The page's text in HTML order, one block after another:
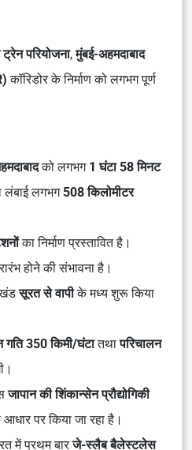
परियोजना,मुंबई-अहमदाबाद
कॉरिडोर के निर्माण को लगभग पूर्ण
को लगभग 1 घंटा 58 मिनट
लंबाई लगभग 508 किलोमीटर
का निर्माण प्रस्तावित है।
होने की संभावना है।
खंडसूरत से वापीके मध्य शुरू किया
गति 350 किमी/घंटातथापरिचालन
जापान की शिंकान्सेन प्रौद्योगिकी
पर किया जा रहा है।
में प्रथम बारजे-स्लैब बैलेस्टलेस